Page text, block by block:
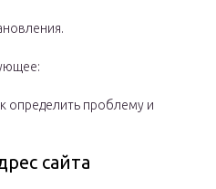
определить проблему и
сайта